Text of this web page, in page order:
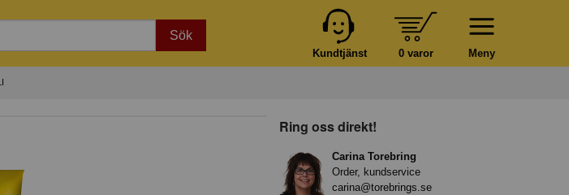
Sök
Meny
0 varor
Kundtjänst
Ring oss direkt!
Carina Torebring
Order, kundservice
carina@torebrings.se